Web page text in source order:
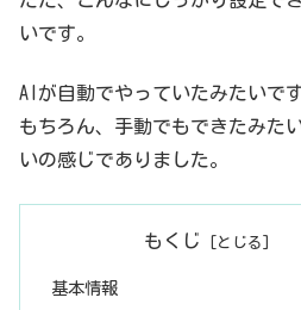
2/03/pluguin...
いです。
AIが自動でやっていたみたいです
もちろん、手動でもできたみた
いの感じでありました。
もくじ
基本情報